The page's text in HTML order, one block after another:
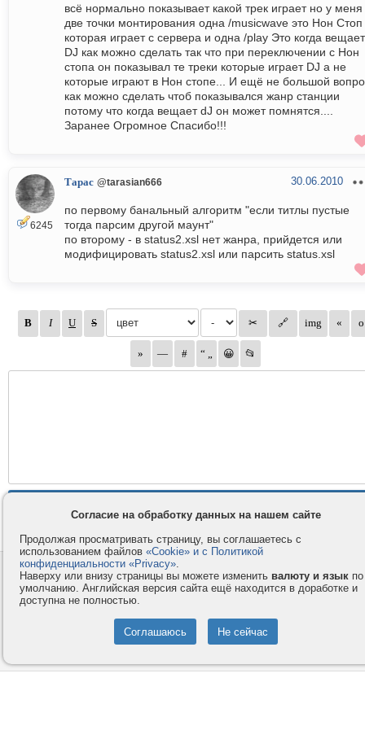
всё нормально показывает какой трек играет но у меня
две точки монтирования одна /musicwave это Нон Стоп
которая играет с сервера и одна /play Это когда вещает
DJ как можно сделать так что при переключении с Нон
стопа он показывал те треки которые играет DJ а не
которые играют в Нон стопе... И ещё не большой
как можно сделать чтоб показывался жанр станции
потому что когда вещает dJ он может помнятся....
Заранее Огромное Спасибо!!!
6245
Тарас @tarasian666 30.06.2010
по первому банальный алгоритм "если титлы пустые
тогда парсим другой маунт"
по второму - в status2.xsl нет жанра, прийдется или
модифицировать status2.xsl или парсить status.xsl
Контакты
Компания
Privacy и Cookie
Правила и условия
Форумы
Согласие на обработку данных на нашем сайте
Продолжая просматривать страницу, вы соглашаетесь с
использованием файлов «Cookie» и с Политикой
конфиденциальности «Privacy».
Наверху или внизу страницы вы можете изменить валюту и язык по
умолчанию. Английская версия сайта ещё находится в доработке и
доступна не полностью.